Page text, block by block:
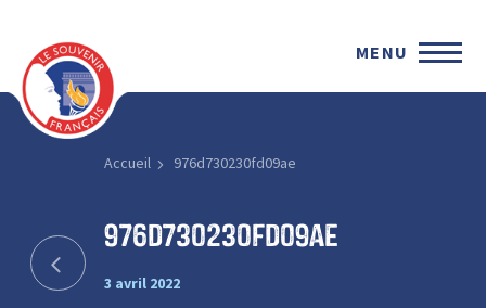
MENU
Accueil 976d730230fd09ae
976d730230fd09ae
3 avril 2022